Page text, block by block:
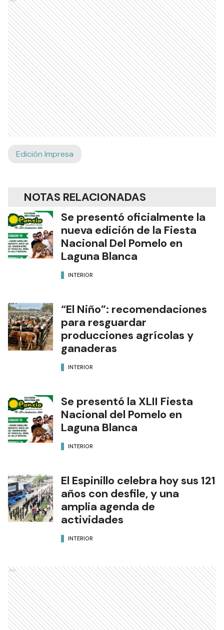
Edición Impresa
NOTAS RELACIONADAS
Se presentó oficialmente la
nueva edición de la Fiesta
Nacional Del Pomelo en
Laguna Blanca
INTERIOR
“El Niño”: recomendaciones
para resguardar
producciones agrícolas y
ganaderas
INTERIOR
Se presentó la XLII Fiesta
Nacional del Pomelo en
Laguna Blanca
INTERIOR
El Espinillo celebra hoy sus 121
años con desfile, y una
amplia agenda de
actividades
INTERIOR
Ads